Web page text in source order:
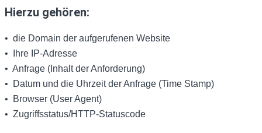
Hierzu gehören:
• die Domain der aufgerufenen Website
• Ihre IP-Adresse
• Anfrage (Inhalt der Anforderung)
• Datum und die Uhrzeit der Anfrage (Time Stamp)
• Browser (User Agent)
• Zugriffsstatus/HTTP-Statuscode